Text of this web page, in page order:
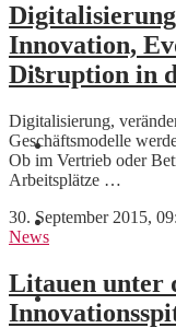
News
Finanzen
Marketing
Interviews
Innovation,
Disruption in
Digitalisierung,
Geschäftsmodelle
Ob im Vertrieb oder
Arbeitsplätze …
30. September 2015,
News
Litauen unter